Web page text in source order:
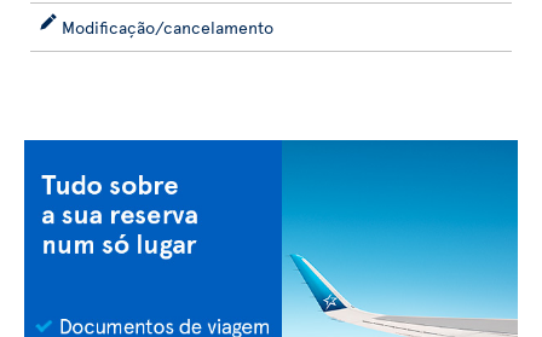
Modificação/cancelamento